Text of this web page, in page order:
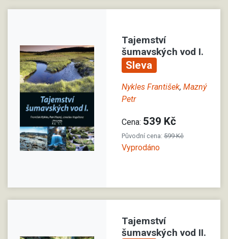
Tajemství
šumavských vod I.
Sleva
Nykles František, Mazný
Petr
Cena: 539 Kč
Původní cena: 599 Kč
Vyprodáno
Tajemství
šumavských vod II.